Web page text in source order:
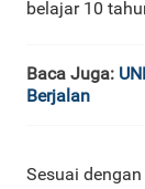
belajar 10
Baca Juga:
Berjalan
Sesuai